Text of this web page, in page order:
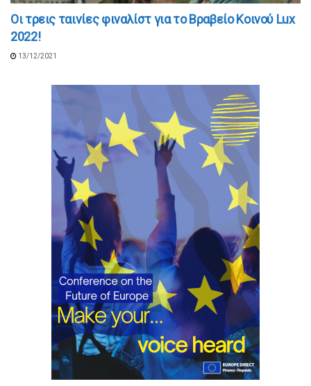
Οι τρεις ταινίες φιναλίστ για το Βραβείο Κοινού Lux
2022!
13/12/2021